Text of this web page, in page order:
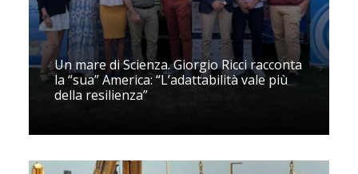
Un mare di Scienza. Giorgio Ricci racconta
la “sua” America: “L’adattabilità vale più
della resilienza”